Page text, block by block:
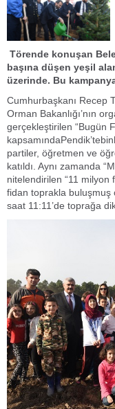
Törende konuşan B
başına düşen yeşil
üzerinde. Bu
Cumhurbaşkanı Recep
Orman Bakanlığı’nın
gerçekleştirilen “Bugün
partiler, öğretmen ve
katıldı. Aynı zamanda
nitelendirilen “11 milyon
fidan toprakla
saat 11:11’de toprağa